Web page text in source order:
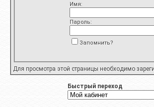
Имя:
Пароль:
Запомнить?
Для просмотра этой страницы необходимо
Быстрый переход